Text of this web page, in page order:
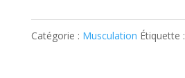
Catégorie : Musculation Étiquette :